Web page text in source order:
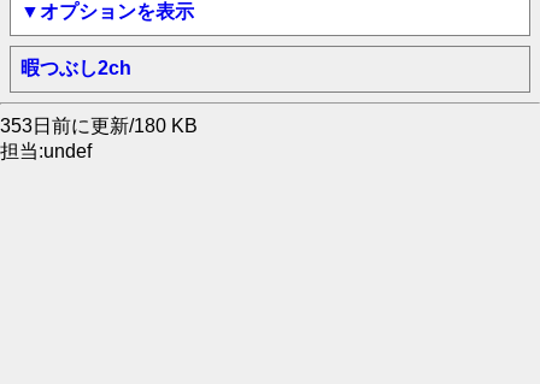
▼オプションを表示
暇つぶし2ch
353日前に更新/180 KB
担当:undef